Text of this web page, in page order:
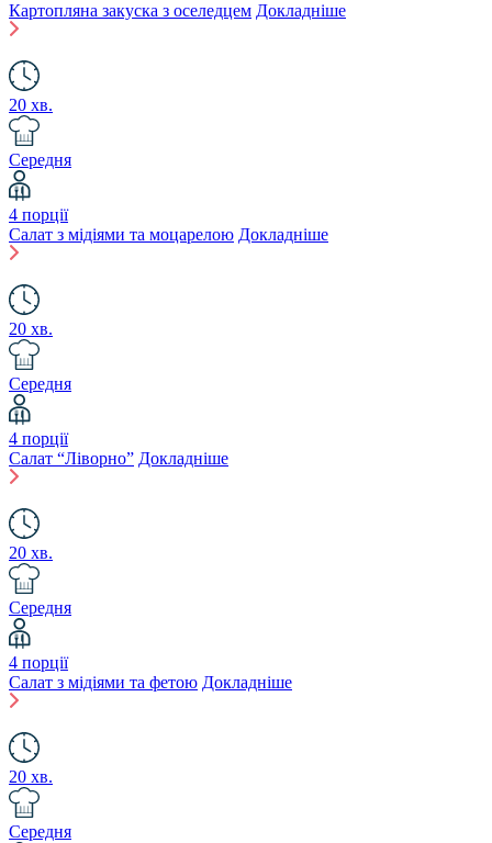
Картопляна закуска з оселедцем Докладніше
20 хв.
Середня
4 порції
Салат з мідіями та моцарелою Докладніше
20 хв.
Середня
4 порції
Салат “Ліворно” Докладніше
20 хв.
Середня
4 порції
Салат з мідіями та фетою Докладніше
20 хв.
Середня